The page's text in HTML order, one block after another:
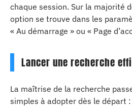
chaque session. Sur la majorité
option se trouve dans les
« Au démarrage » ou « Page
Lancer une recherche
La maîtrise de la recherche
simples à adopter dès le départ :